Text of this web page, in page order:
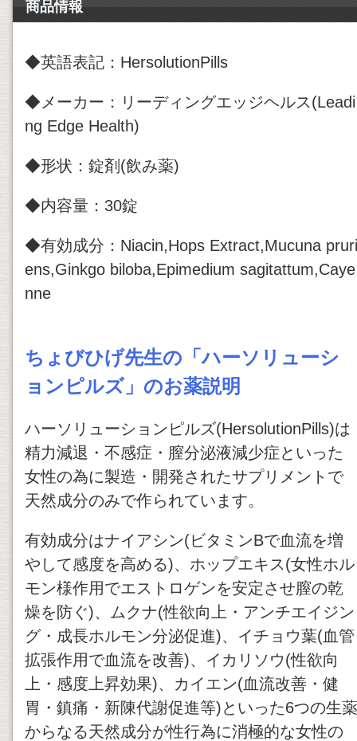
商品情報
◆英語表記：HersolutionPills
◆メーカー：リーディングエッジヘルス(Leadi
ng Edge Health)
◆形状：錠剤(飲み薬)
◆内容量：30錠
◆有効成分：Niacin,Hops Extract,Mucuna pruri
ens,Ginkgo biloba,Epimedium sagitattum,Caye
nne
ちょびひげ先生の「ハーソリューシ
ョンピルズ」のお薬説明
ハーソリューションピルズ(HersolutionPills)は
精力減退・不感症・膣分泌液減少症といった
女性の為に製造・開発されたサプリメントで
天然成分のみで作られています。
有効成分はナイアシン(ビタミンBで血流を増
やして感度を高める)、ホップエキス(女性ホル
モン様作用でエストロゲンを安定させ膣の乾
燥を防ぐ)、ムクナ(性欲向上・アンチエイジン
グ・成長ホルモン分泌促進)、イチョウ葉(血管
拡張作用で血流を改善)、イカリソウ(性欲向
上・感度上昇効果)、カイエン(血流改善・健
胃・鎮痛・新陳代謝促進等)といった6つの生薬
からなる天然成分が性行為に消極的な女性の